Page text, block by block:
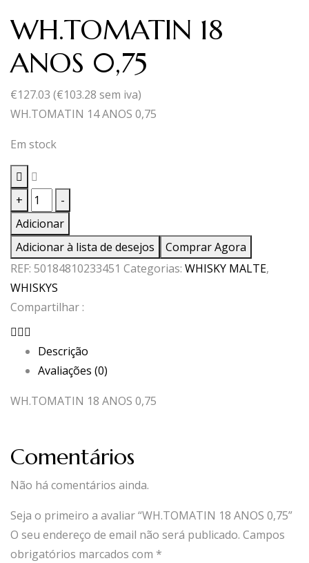
WH.TOMATIN 18
ANOS 0,75
€127.03 (€103.28 sem iva)
WH.TOMATIN 14 ANOS 0,75
Em stock
+
Quantidade
de
WH.TOMATIN
18
ANOS
0,75
-
Adicionar
Adicionar à lista de desejos
Comprar Agora
REF: 50184810233451 Categorias: WHISKY MALTE,
WHISKYS
Compartilhar :
Descrição
Avaliações (0)
WH.TOMATIN 18 ANOS 0,75
Comentários
Não há comentários ainda.
Seja o primeiro a avaliar “WH.TOMATIN 18 ANOS 0,75”
O seu endereço de email não será publicado. Campos
obrigatórios marcados com *